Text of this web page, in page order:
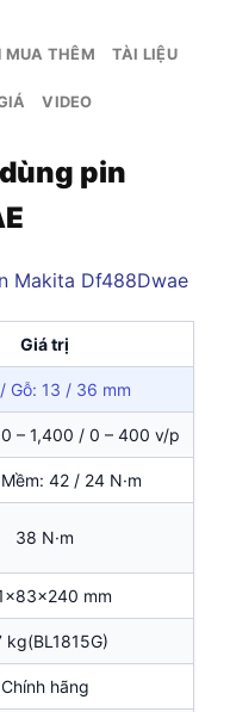
MUA THÊM TÀI LIỆU
VIDEO
pin
Giá trị
Gỗ: 13 / 36 mm
– 1,400 / 0 – 400 v/p
42 / 24 N·m
38 N·m
mm
kg(BL1815G)
Chính hãng